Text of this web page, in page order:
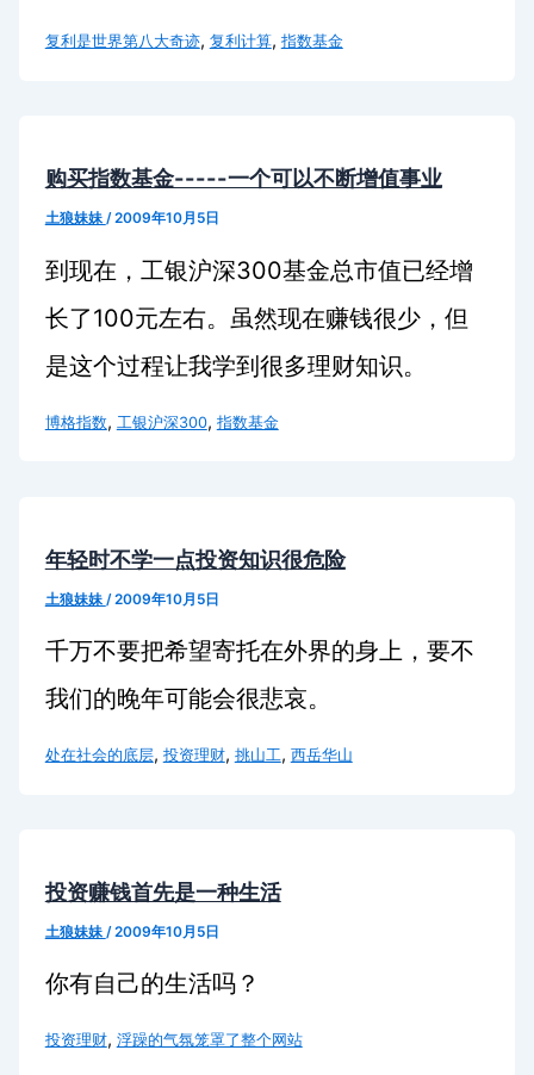
复利是世界第八大奇迹, 复利计算, 指数基金
购买指数基金-----一个可以不断增值事业
土狼妹妹 /2009年10月5日
到现在，工银沪深300基金总市值已经增
长了100元左右。虽然现在赚钱很少，但
是这个过程让我学到很多理财知识。
博格指数, 工银沪深300, 指数基金
年轻时不学一点投资知识很危险
土狼妹妹 /2009年10月5日
千万不要把希望寄托在外界的身上，要不
我们的晚年可能会很悲哀。
处在社会的底层, 投资理财, 挑山工, 西岳华山
投资赚钱首先是一种生活
土狼妹妹 /2009年10月5日
你有自己的生活吗？
投资理财, 浮躁的气氛笼罩了整个网站